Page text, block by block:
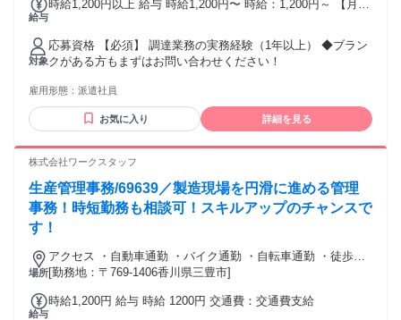
給与
時給1,200円以上 給与 時給1,200円〜 時給：1,200円～ 【月収
残業代30,000円の場合） ※20時間を超えた時間外労働につい
ては追加支給 ※ご経験・スキルにより優遇いたします ＜社会
保険は勤務開始日より即日加入＞ ＊交通費支給(当社規程によ
り) ＊賞与制度あり ＊昇給の場合あり ＊退職金制度あり ＊ゆ
対象
応募資格 【必須】 調達業務の実務経験（1年以上） ◆ブラン
クがある方もまずはお問い合わせください！
雇用形態： 派遣社員
お気に入り 詳細を見る
株式会社ワークスタッフ
生産管理事務/69639／製造現場を円滑に進める管理
事務！時短勤務も相談可！スキルアップのチャンスで
す！
場所
アクセス ・自動車通勤 ・バイク通勤 ・自転車通勤 ・徒歩通
勤
[勤務地：〒769-1406香川県三豊市]
給与
時給1,200円 給与 時給 1200円 交通費：交通費支給